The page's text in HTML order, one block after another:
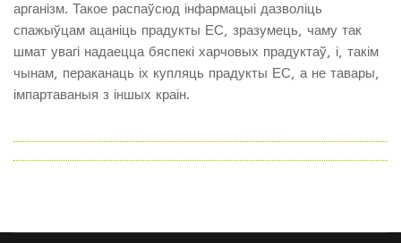
арганізм. Такое распаўсюд інфармацыі дазволіць
спажыўцам ацаніць прадукты ЕС, зразумець, чаму так
шмат увагі надаецца бяспекі харчовых прадуктаў, і, такім
чынам, пераканаць іх купляць прадукты ЕС, а не тавары,
імпартаваныя з іншых краін.